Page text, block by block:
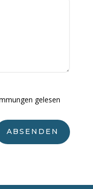
gelesen
ABSENDEN